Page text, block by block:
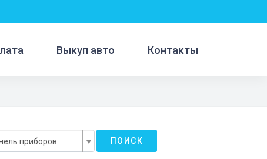
Выкуп авто Контакты
приборов ПОИСК